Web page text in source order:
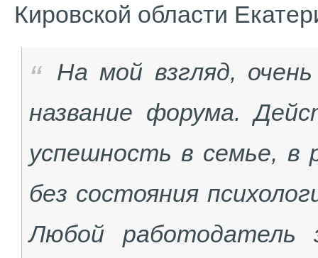
Кировской области
На мой взгляд,
название форума.
успешность в семье, в
без состояния
Любой работодатель